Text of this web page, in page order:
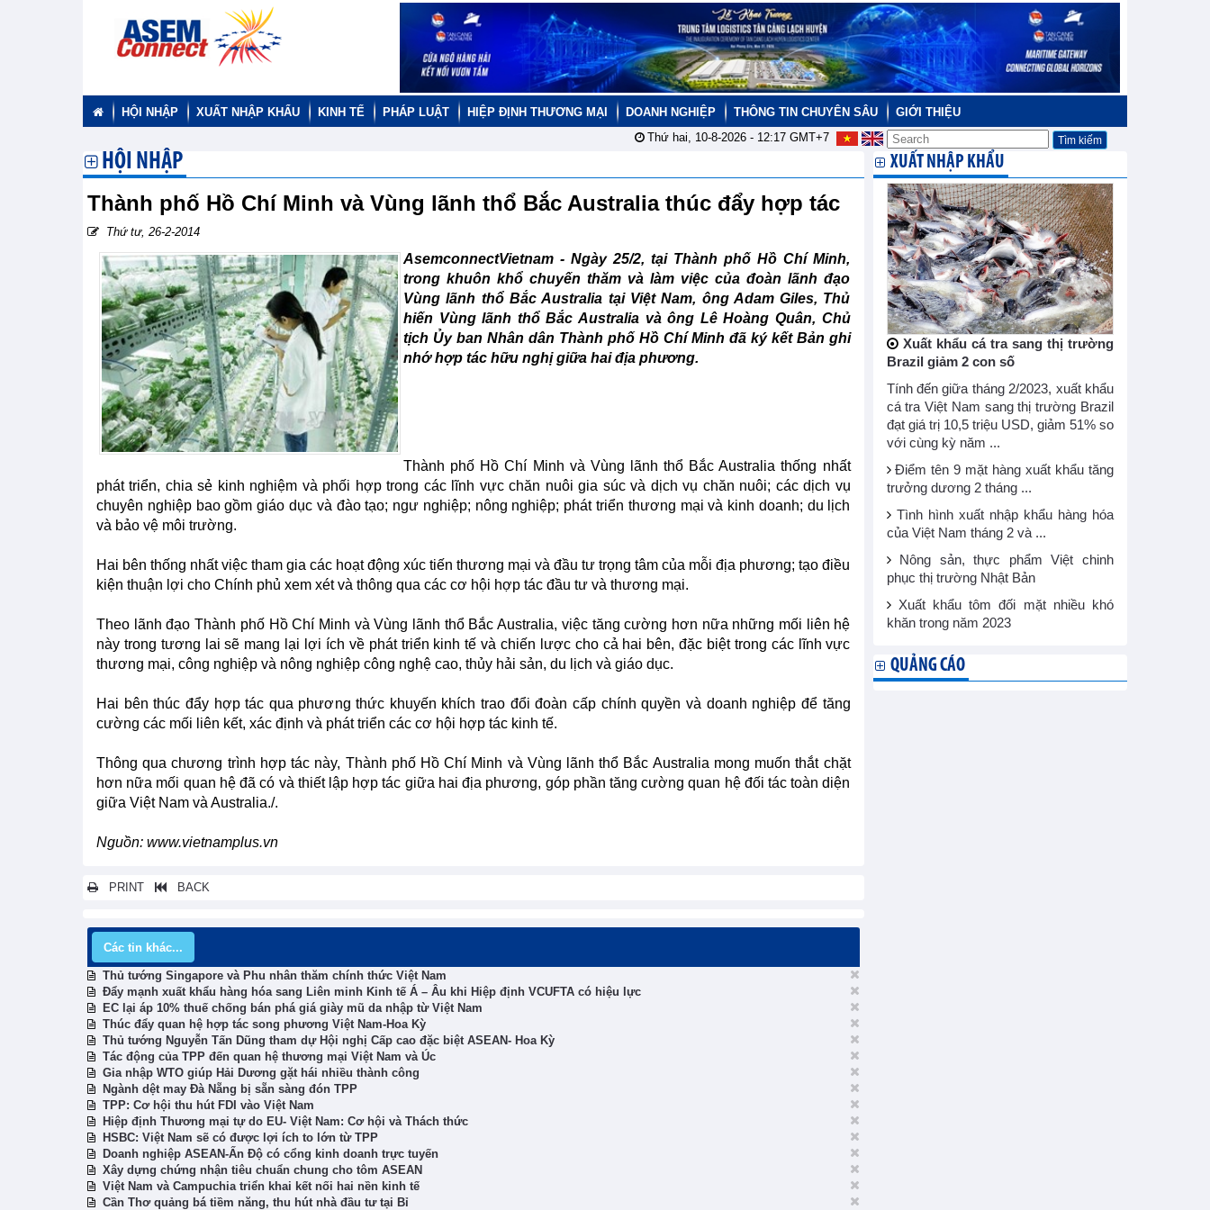
HỘI NHẬP XUẤT NHẬP KHẨU KINH TẾ PHÁP LUẬT HIỆP ĐỊNH THƯƠNG MẠI DOANH NGHIỆP THÔNG TIN CHUYÊN SÂU
GIỚI THIỆU
Thứ hai, 10-8-2026 - 12:17GMT+7
HỘI NHẬP
Thành phố Hồ Chí Minh và Vùng lãnh thổ Bắc Australia thúc đẩy hợp tác
Thứ tư, 26-2-2014
AsemconnectVietnam - Ngày 25/2, tại Thành phố Hồ Chí Minh,
trong khuôn khổ chuyến thăm và làm việc của đoàn lãnh đạo
Vùng lãnh thổ Bắc Australia tại Việt Nam, ông Adam Giles, Thủ
hiến Vùng lãnh thổ Bắc Australia và ông Lê Hoàng Quân, Chủ
tịch Ủy ban Nhân dân Thành phố Hồ Chí Minh đã ký kết Bản ghi
nhớ hợp tác hữu nghị giữa hai địa phương.
Thành phố Hồ Chí Minh và Vùng lãnh thổ Bắc Australia thống nhất
phát triển, chia sẻ kinh nghiệm và phối hợp trong các lĩnh vực chăn nuôi gia súc và dịch vụ chăn nuôi; các dịch vụ
chuyên nghiệp bao gồm giáo dục và đào tạo; ngư nghiệp; nông nghiệp; phát triển thương mại và kinh doanh; du lịch
và bảo vệ môi trường.
Hai bên thống nhất việc tham gia các hoạt động xúc tiến thương mại và đầu tư trọng tâm của mỗi địa phương; tạo điều
kiện thuận lợi cho Chính phủ xem xét và thông qua các cơ hội hợp tác đầu tư và thương mại.
Theo lãnh đạo Thành phố Hồ Chí Minh và Vùng lãnh thổ Bắc Australia, việc tăng cường hơn nữa những mối liên hệ
này trong tương lai sẽ mang lại lợi ích về phát triển kinh tế và chiến lược cho cả hai bên, đặc biệt trong các lĩnh vực
thương mại, công nghiệp và nông nghiệp công nghệ cao, thủy hải sản, du lịch và giáo dục.
Hai bên thúc đẩy hợp tác qua phương thức khuyến khích trao đổi đoàn cấp chính quyền và doanh nghiệp để tăng
cường các mối liên kết, xác định và phát triển các cơ hội hợp tác kinh tế.
Thông qua chương trình hợp tác này, Thành phố Hồ Chí Minh và Vùng lãnh thổ Bắc Australia mong muốn thắt chặt
hơn nữa mối quan hệ đã có và thiết lập hợp tác giữa hai địa phương, góp phần tăng cường quan hệ đối tác toàn diện
giữa Việt Nam và Australia./.
Nguồn: www.vietnamplus.vn
PRINT BACK
Các tin khác...
Thủ tướng Singapore và Phu nhân thăm chính thức Việt Nam
Đẩy mạnh xuất khẩu hàng hóa sang Liên minh Kinh tế Á – Âu khi Hiệp định VCUFTA có hiệu lực
EC lại áp 10% thuế chống bán phá giá giày mũ da nhập từ Việt Nam
Thúc đẩy quan hệ hợp tác song phương Việt Nam-Hoa Kỳ
Thủ tướng Nguyễn Tấn Dũng tham dự Hội nghị Cấp cao đặc biệt ASEAN- Hoa Kỳ
Tác động của TPP đến quan hệ thương mại Việt Nam và Úc
Gia nhập WTO giúp Hải Dương gặt hái nhiều thành công
Ngành dệt may Đà Nẵng bị sẵn sàng đón TPP
TPP: Cơ hội thu hút FDI vào Việt Nam
Hiệp định Thương mại tự do EU- Việt Nam: Cơ hội và Thách thức
HSBC: Việt Nam sẽ có được lợi ích to lớn từ TPP
Doanh nghiệp ASEAN-Ấn Độ có cổng kinh doanh trực tuyến
Xây dựng chứng nhận tiêu chuẩn chung cho tôm ASEAN
Việt Nam và Campuchia triển khai kết nối hai nền kinh tế
Cần Thơ quảng bá tiềm năng, thu hút nhà đầu tư tại Bỉ
XUẤT NHẬP KHẨU
Xuất khẩu cá tra sang thị trường
Brazil giảm 2 con số
Tính đến giữa tháng 2/2023, xuất khẩu
cá tra Việt Nam sang thị trường Brazil
đạt giá trị 10,5 triệu USD, giảm 51% so
với cùng kỳ năm ...
Điểm tên 9 mặt hàng xuất khẩu tăng
trưởng dương 2 tháng ...
Tình hình xuất nhập khẩu hàng hóa
của Việt Nam tháng 2 và ...
Nông sản, thực phẩm Việt chinh
phục thị trường Nhật Bản
Xuất khẩu tôm đối mặt nhiều khó
khăn trong năm 2023
QUẢNG CÁO